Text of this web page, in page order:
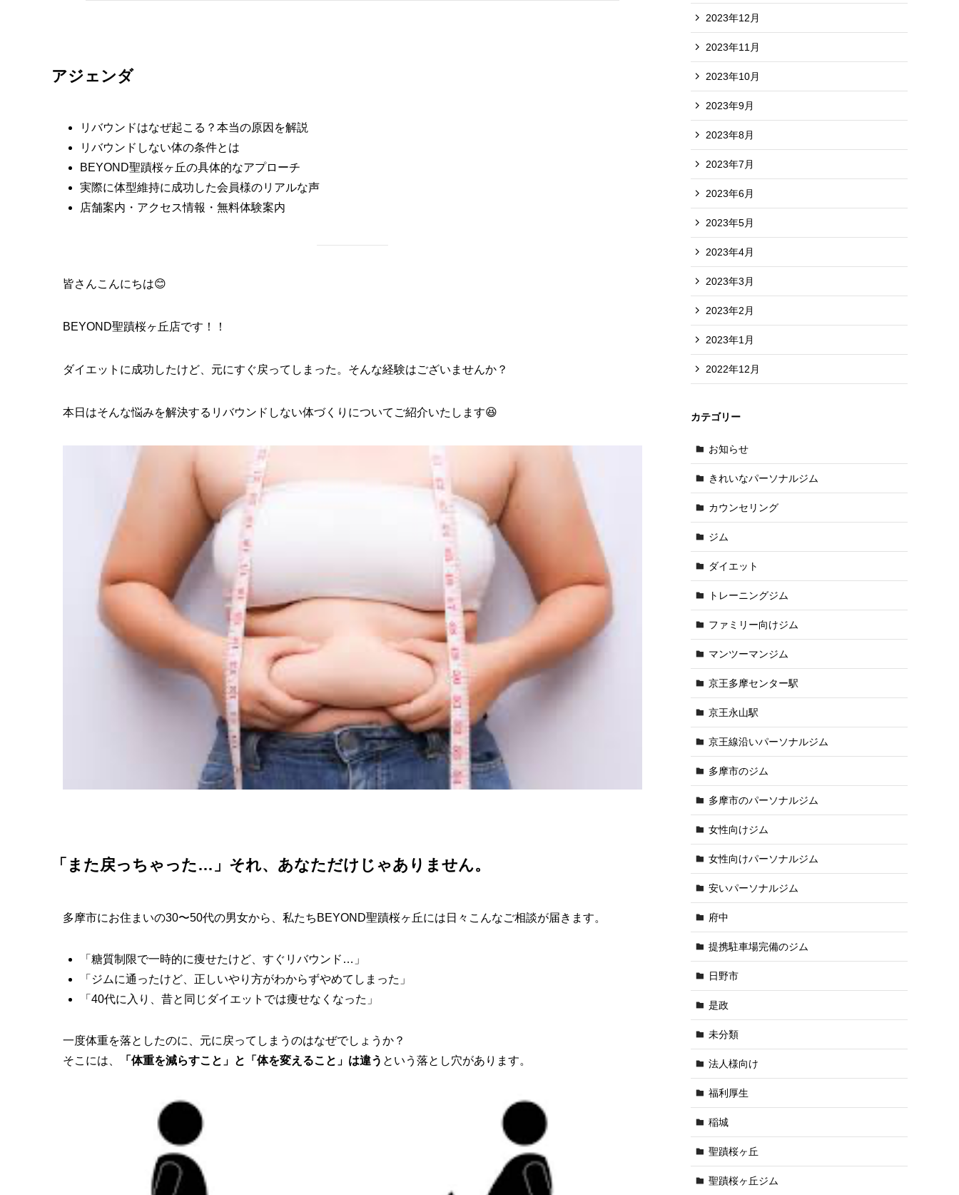
アジェンダ
リバウンドはなぜ起こる？本当の原因を解説
リバウンドしない体の条件とは
BEYOND聖蹟桜ヶ丘の具体的なアプローチ
実際に体型維持に成功した会員様のリアルな声
店舗案内・アクセス情報・無料体験案内
皆さんこんにちは😊
BEYOND聖蹟桜ヶ丘店です！！
ダイエットに成功したけど、元にすぐ戻ってしまった。そんな経験はございませんか？
本日はそんな悩みを解決するリバウンドしない体づくりについてご紹介いたします😆
「また戻っちゃった…」それ、あなただけじゃありません。
多摩市にお住まいの30〜50代の男女から、私たちBEYOND聖蹟桜ヶ丘には日々こんなご相談が届きます。
「糖質制限で一時的に痩せたけど、すぐリバウンド…」
「ジムに通ったけど、正しいやり方がわからずやめてしまった」
「40代に入り、昔と同じダイエットでは痩せなくなった」
一度体重を落としたのに、元に戻ってしまうのはなぜでしょうか？
そこには、
「体重を減らすこと」と「体を変えること」は違う という落とし穴があります。
2023年12月
2023年11月
2023年10月
2023年9月
2023年8月
2023年7月
2023年6月
2023年5月
2023年4月
2023年3月
2023年2月
2023年1月
2022年12月
カテゴリー
お知らせ
きれいなパーソナルジム
カウンセリング
ジム
ダイエット
トレーニングジム
ファミリー向けジム
マンツーマンジム
京王多摩センター駅
京王永山駅
京王線沿いパーソナルジム
多摩市のジム
多摩市のパーソナルジム
女性向けジム
女性向けパーソナルジム
安いパーソナルジム
府中
提携駐車場完備のジム
日野市
是政
未分類
法人様向け
福利厚生
稲城
聖蹟桜ヶ丘
聖蹟桜ヶ丘ジム